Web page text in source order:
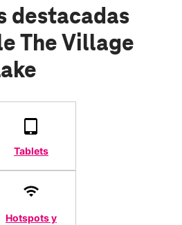
destacadas
The Village
Tablets
Hotspots y